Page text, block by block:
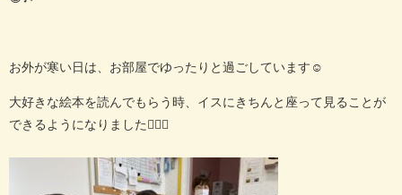
お外が寒い日は、お部屋でゆったりと過ごしています☺️
大好きな絵本を読んでもらう時、イスにきちんと座って見ることが
できるようになりました🙆‍♀️✨